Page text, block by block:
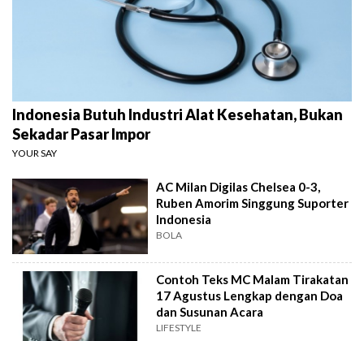
Indonesia Butuh Industri Alat Kesehatan, Bukan
Sekadar Pasar Impor
YOUR SAY
AC Milan Digilas Chelsea 0-3,
Ruben Amorim Singgung Suporter
Indonesia
BOLA
Contoh Teks MC Malam Tirakatan
17 Agustus Lengkap dengan Doa
dan Susunan Acara
LIFESTYLE